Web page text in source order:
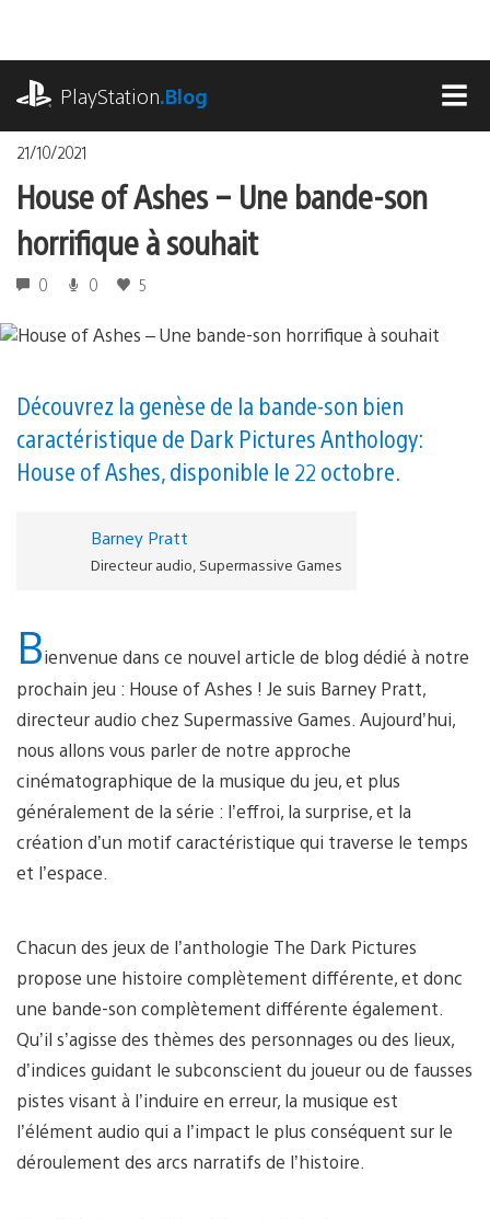
contenu
PlayStation.Blog
21/10/2021
House of Ashes – Une bande-son
horrifique à souhait
0 0 5
Découvrez la genèse de la bande-son bien
caractéristique de Dark Pictures Anthology:
House of Ashes, disponible le 22 octobre.
Barney Pratt
Directeur audio, Supermassive Games
Bienvenue dans ce nouvel article de blog dédié à notre
prochain jeu : House of Ashes ! Je suis Barney Pratt,
directeur audio chez Supermassive Games. Aujourd’hui,
nous allons vous parler de notre approche
cinématographique de la musique du jeu, et plus
généralement de la série : l’effroi, la surprise, et la
création d’un motif caractéristique qui traverse le temps
et l’espace.
Chacun des jeux de l’anthologie The Dark Pictures
propose une histoire complètement différente, et donc
une bande-son complètement différente également.
Qu’il s’agisse des thèmes des personnages ou des lieux,
d’indices guidant le subconscient du joueur ou de fausses
pistes visant à l’induire en erreur, la musique est
l’élément audio qui a l’impact le plus conséquent sur le
déroulement des arcs narratifs de l’histoire.